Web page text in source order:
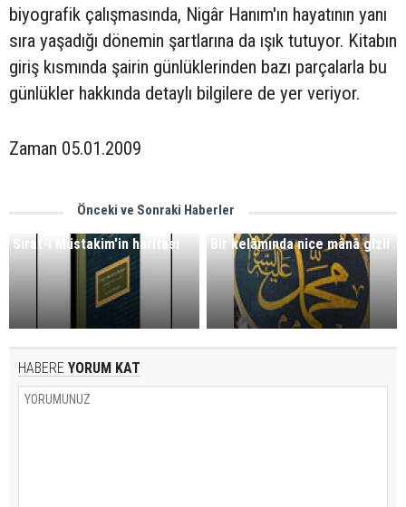
biyografik çalışmasında, Nigâr Hanım'ın hayatının yanı
sıra yaşadığı dönemin şartlarına da ışık tutuyor. Kitabın
giriş kısmında şairin günlüklerinden bazı parçalarla bu
günlükler hakkında detaylı bilgilere de yer veriyor.
Zaman 05.01.2009
Önceki ve Sonraki Haberler
Sırat-ı Müstakim'in haritası Bir kelâmında nice mânâ gizli
HABERE YORUM KAT